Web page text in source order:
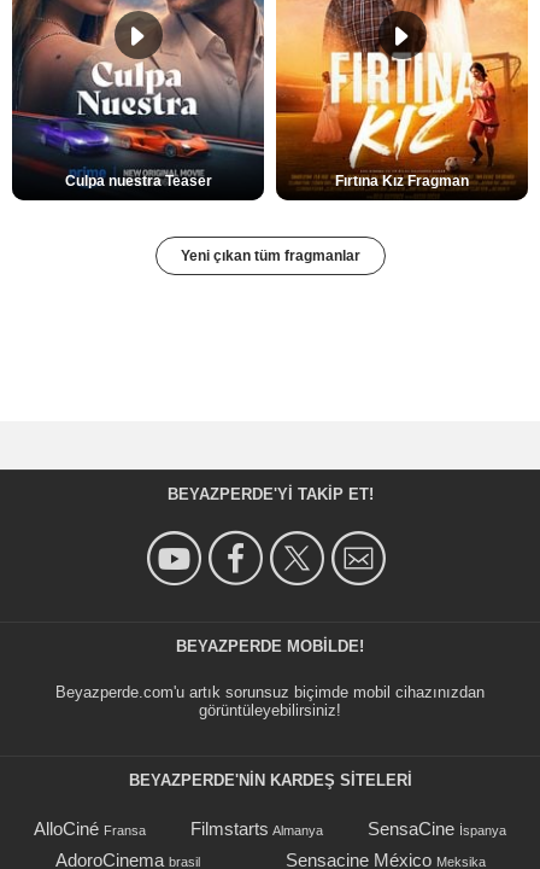
Culpa nuestra Teaser Fırtına Kız Fragman
Yeni çıkan tüm fragmanlar
BEYAZPERDE'YI TAKIP ET!
BEYAZPERDE MOBILDE!
Beyazperde.com'u artık sorunsuz biçimde mobil cihazınızdan
görüntüleyebilirsiniz!
BEYAZPERDE'NIN KARDEŞ SİTELERİ
AlloCiné Fransa Filmstarts Almanya SensaCine İspanya
AdoroCinema brasil Sensacine México Meksika